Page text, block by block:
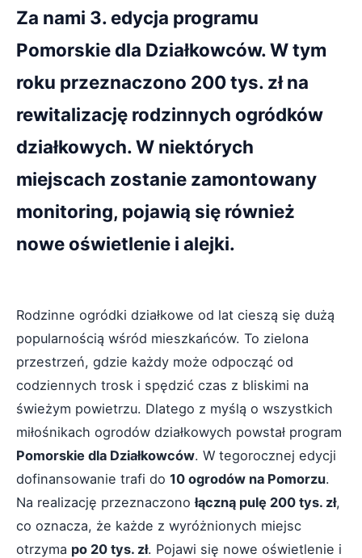
Za nami 3. edycja programu
Pomorskie dla Działkowców. W tym
roku przeznaczono 200 tys. zł na
rewitalizację rodzinnych ogródków
działkowych. W niektórych
miejscach zostanie zamontowany
monitoring, pojawią się również
nowe oświetlenie i alejki.
Rodzinne ogródki działkowe od lat cieszą się dużą
popularnością wśród mieszkańców. To zielona
przestrzeń, gdzie każdy może odpocząć od
codziennych trosk i spędzić czas z bliskimi na
świeżym powietrzu. Dlatego z myślą o wszystkich
miłośnikach ogrodów działkowych powstał program
Pomorskie dla Działkowców. W tegorocznej edycji
dofinansowanie trafi do 10 ogrodów na Pomorzu.
Na realizację przeznaczonołączną pulę 200 tys. zł,
co oznacza, że każde z wyróżnionych miejsc
otrzyma po 20 tys. zł. Pojawi się nowe oświetlenie i